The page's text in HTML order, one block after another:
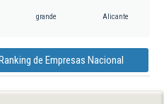
grande Alicante
de Empresas Nacional